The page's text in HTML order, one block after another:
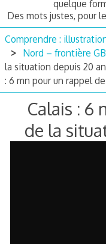
quelque
Des mots justes, pour
Comprendre :
Nord – frontière GB
la situation depuis 20
: 6 mn pour un rappel
Calais : 6
de la